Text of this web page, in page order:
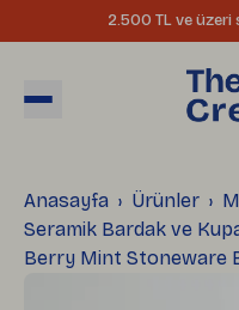
2.500 TL ve
Anasayfa Ürünler
Seramik Bardak ve
Berry Mint Stoneware